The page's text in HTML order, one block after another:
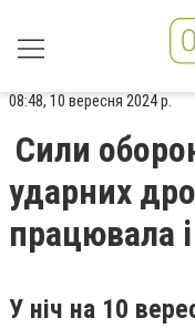
08:48, 10 вересня 2024 р.
Сили
ударних
працювала
У ніч на 10